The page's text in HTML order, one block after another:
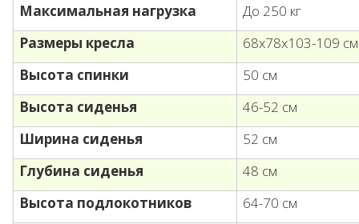
Максимальная нагрузка
До 250 кг
Размеры кресла
68х78х103-109 см
Высота спинки
50 см
Высота сиденья
46-52 см
Ширина сиденья
52 см
Глубина сиденья
48 см
Высота подлокотников
64-70 см